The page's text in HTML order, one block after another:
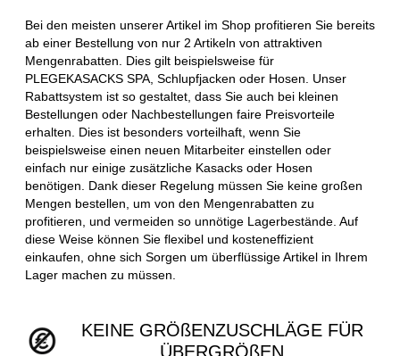
Bei den meisten unserer Artikel im Shop profitieren Sie bereits
ab einer Bestellung von nur 2 Artikeln von attraktiven
Mengenrabatten. Dies gilt beispielsweise für
PLEGEKASACKS SPA, Schlupfjacken oder Hosen. Unser
Rabattsystem ist so gestaltet, dass Sie auch bei kleinen
Bestellungen oder Nachbestellungen faire Preisvorteile
erhalten. Dies ist besonders vorteilhaft, wenn Sie
beispielsweise einen neuen Mitarbeiter einstellen oder
einfach nur einige zusätzliche Kasacks oder Hosen
benötigen. Dank dieser Regelung müssen Sie keine großen
Mengen bestellen, um von den Mengenrabatten zu
profitieren, und vermeiden so unnötige Lagerbestände. Auf
diese Weise können Sie flexibel und kosteneffizient
einkaufen, ohne sich Sorgen um überflüssige Artikel in Ihrem
Lager machen zu müssen.
KEINE GRÖßENZUSCHLÄGE FÜR
ÜBERGRÖßEN